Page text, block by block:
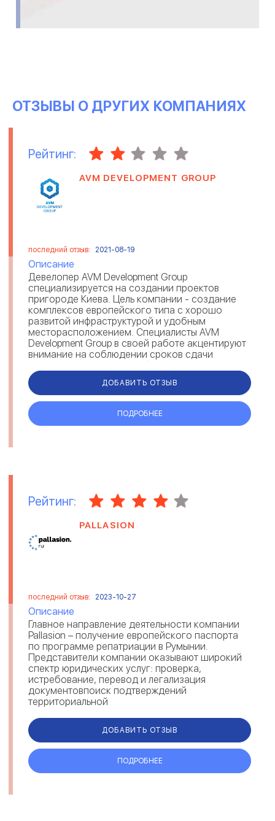
ОТЗЫВЫ О ДРУГИХ КОМПАНИЯХ
Рейтинг:
AVM DEVELOPMENT GROUP
последний отзыв: 2021-08-19
Описание
Девелопер AVM Development Group
специализируется на создании проектов
пригороде Киева. Цель компании - создание
комплексов европейского типа с хорошо
развитой инфраструктурой и удобным
месторасположением. Специалисты AVM
Development Group в своей работе акцентируют
внимание на соблюдении сроков сдачи
проекта и отлаженности бизнес-процессов....
ДОБАВИТЬ ОТЗЫВ
ПОДРОБНЕЕ
Рейтинг:
PALLASION
последний отзыв: 2023-10-27
Описание
Главное направление деятельности компании
Pallasion – получение европейского паспорта
по программе репатриации в Румынии.
Представители компании оказывают широкий
спектр юридических услуг: проверка,
истребование, перевод и легализация
документовпоиск подтверждений
территориальной
и организация п...
ДОБАВИТЬ ОТЗЫВ
ПОДРОБНЕЕ